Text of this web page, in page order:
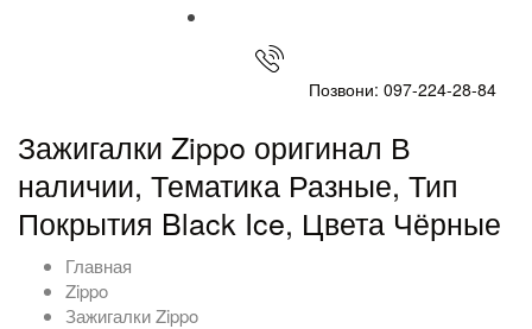
Позвони: 097-224-28-84
Зажигалки Zippo оригинал В
наличии, Тематика Разные, Тип
Покрытия Black Ice, Цвета Чёрные
Главная
Zippo
Зажигалки Zippo